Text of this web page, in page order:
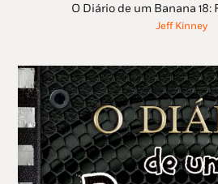
preço
era:
O Diário de um Banana 18:
Jeff Kinney